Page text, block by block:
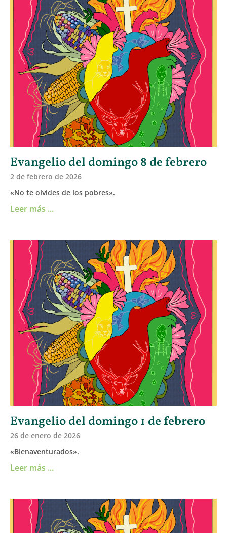
Evangelio del domingo 8 de febrero
2 de febrero de 2026
«No te olvides de los pobres».
Leer más ...
Evangelio del domingo 1 de febrero
26 de enero de 2026
«Bienaventurados».
Leer más ...